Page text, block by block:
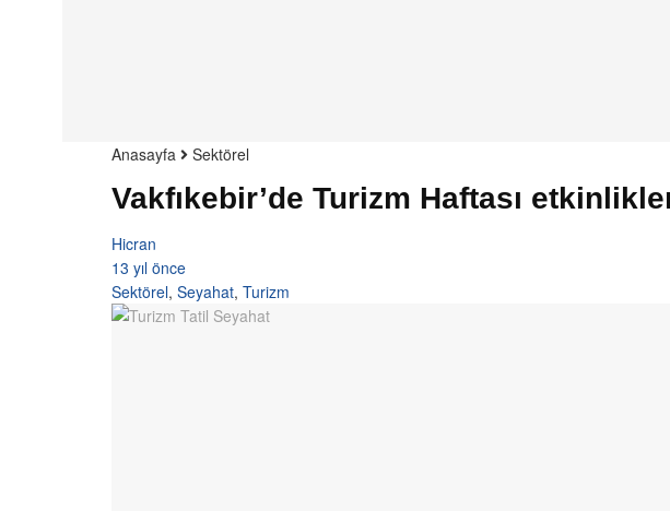
Anasayfa Sektörel
Vakfıkebir’de Turizm Haftası
Hicran
13 yıl önce
Sektörel, Seyahat, Turizm